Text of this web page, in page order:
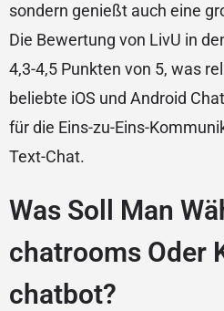
sondern genießt auch eine
Die Bewertung von LivU in
4,3-4,5 Punkten von 5, was
beliebte iOS und Android
für die Eins-zu-Eins-
Text-Chat.
Was Soll Man
chatrooms Oder
chatbot?